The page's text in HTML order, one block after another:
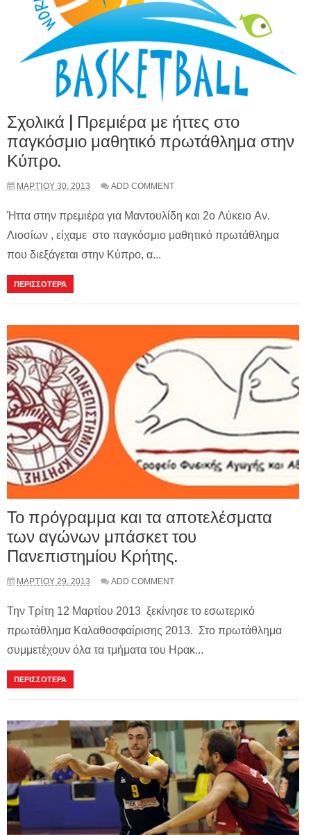
Σχολικά | Πρεμιέρα με ήττες στο
παγκόσμιο μαθητικό πρωτάθλημα στην
Κύπρο.
ΜΑΡΤΊΟΥ 30, 2013 ADD COMMENT
Ήττα στην πρεμιέρα για Μαντουλίδη και 2ο Λύκειο Αν.
Λιοσίων , είχαμε στο παγκόσμιο μαθητικό πρωτάθλημα
που διεξάγεται στην Κύπρο, α...
ΠΕΡΙΣΣΟΤΕΡΑ
Το πρόγραμμα και τα αποτελέσματα
των αγώνων μπάσκετ του
Πανεπιστημίου Κρήτης.
ΜΑΡΤΊΟΥ 29, 2013 ADD COMMENT
Την Τρίτη 12 Μαρτίου 2013 ξεκίνησε το εσωτερικό
πρωτάθλημα Καλαθοσφαίρισης 2013. Στο πρωτάθλημα
συμμετέχουν όλα τα τμήματα του Ηρακ...
ΠΕΡΙΣΣΟΤΕΡΑ